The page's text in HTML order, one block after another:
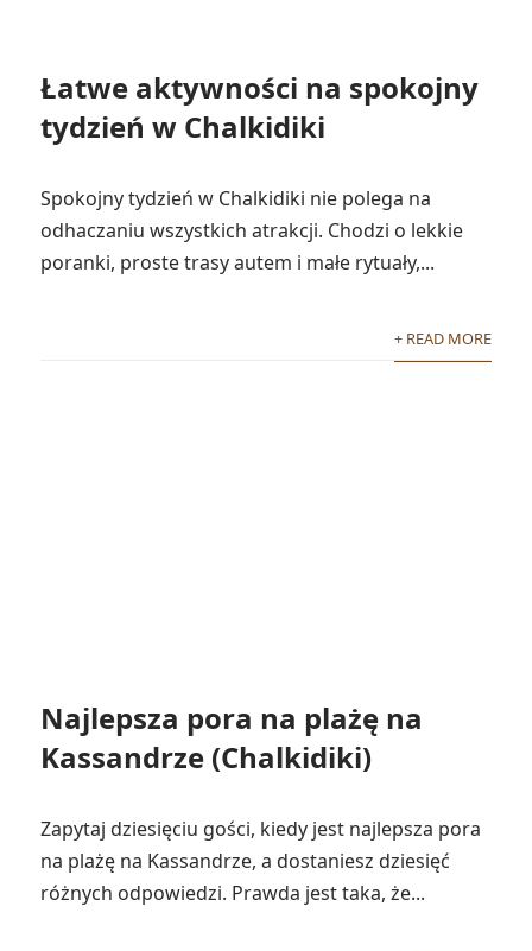
Łatwe aktywności na spokojny
tydzień w Chalkidiki
Spokojny tydzień w Chalkidiki nie polega na
odhaczaniu wszystkich atrakcji. Chodzi o lekkie
poranki, proste trasy autem i małe rytuały,...
+ READ MORE
Najlepsza pora na plażę na
Kassandrze (Chalkidiki)
Zapytaj dziesięciu gości, kiedy jest najlepsza pora
na plażę na Kassandrze, a dostaniesz dziesięć
różnych odpowiedzi. Prawda jest taka, że...